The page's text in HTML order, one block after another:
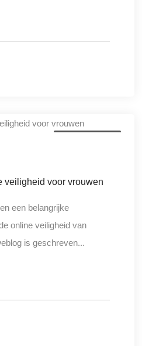
veiligheid voor vrouwen
een belangrijke
online veiligheid van
is geschreven...